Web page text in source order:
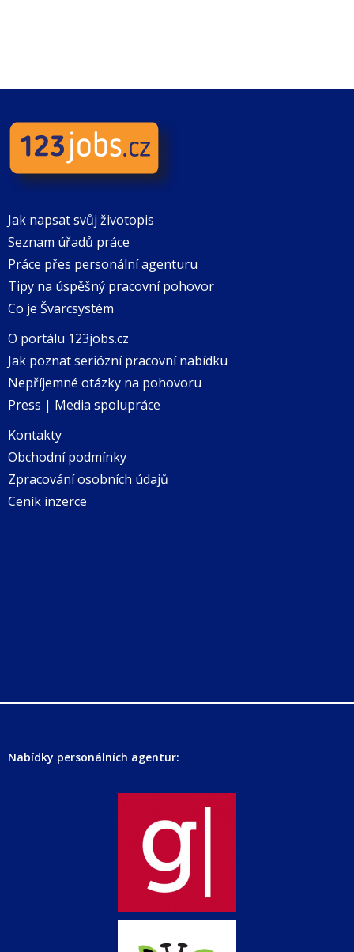
Jak napsat svůj životopis
Seznam úřadů práce
Práce přes personální agenturu
Tipy na úspěšný pracovní pohovor
Co je Švarcsystém
O portálu 123jobs.cz
Jak poznat seriózní pracovní nabídku
Nepříjemné otázky na pohovoru
Press | Media spolupráce
Kontakty
Obchodní podmínky
Zpracování osobních údajů
Ceník inzerce
Nabídky personálních agentur: